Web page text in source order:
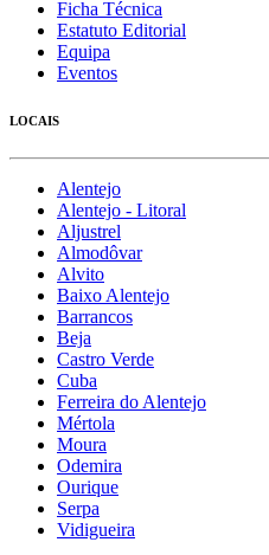
Ficha Técnica
Estatuto Editorial
Equipa
Eventos
LOCAIS
Alentejo
Alentejo - Litoral
Aljustrel
Almodôvar
Alvito
Baixo Alentejo
Barrancos
Beja
Castro Verde
Cuba
Ferreira do Alentejo
Mértola
Moura
Odemira
Ourique
Serpa
Vidigueira